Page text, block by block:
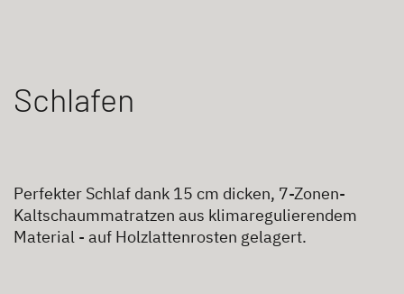
Schlafen
Perfekter Schlaf dank 15 cm dicken, 7-Zonen-
Kaltschaummatratzen aus klimaregulierendem
Material - auf Holzlattenrosten gelagert.